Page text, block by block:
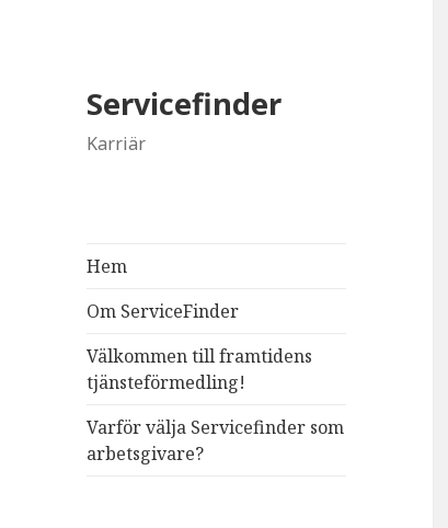
Servicefinder
Karriär
Hem
Om ServiceFinder
Välkommen till framtidens
tjänsteförmedling!
Varför välja Servicefinder som
arbetsgivare?